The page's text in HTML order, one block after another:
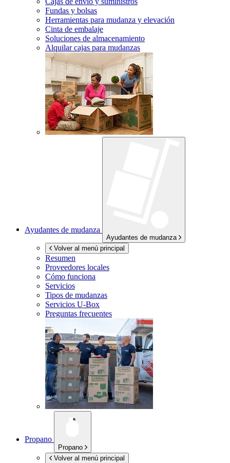
Fundas y bolsas
Herramientas para mudanza y elevación
Cinta de embalaje
Soluciones de almacenamiento
Alquilar cajas para mudanzas
Ayudantes de mudanza
Ayudantes de mudanza
Volver al menú principal
Resumen
Proveedores locales
Cómo funciona
Servicios
Tipos de mudanzas
Servicios U-Box
Preguntas frecuentes
Propano
Propano
Volver al menú principal